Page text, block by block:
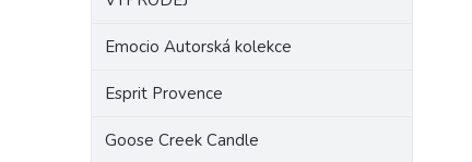
Emocio Autorská kolekce
Esprit Provence
Goose Creek Candle